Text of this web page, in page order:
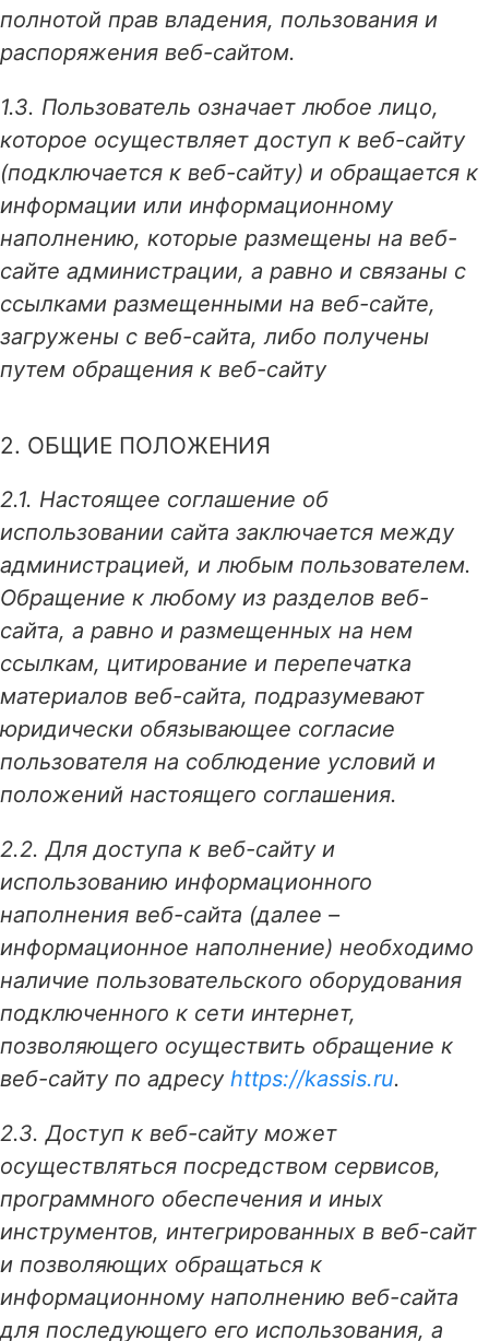
полнотой прав владения, пользования и
распоряжения веб-сайтом.
1.3. Пользователь означает любое лицо,
которое осуществляет доступ к веб-сайту
(подключается к веб-сайту) и обращается к
информации или информационному
наполнению, которые размещены на веб-
сайте администрации, а равно и связаны с
ссылками размещенными на веб-сайте,
загружены с веб-сайта, либо получены
путем обращения к веб-сайту
2. ОБЩИЕ ПОЛОЖЕНИЯ
2.1. Настоящее соглашение об
использовании сайта заключается между
администрацией, и любым пользователем.
Обращение к любому из разделов веб-
сайта, а равно и размещенных на нем
ссылкам, цитирование и перепечатка
материалов веб-сайта, подразумевают
юридически обязывающее согласие
пользователя на соблюдение условий и
положений настоящего соглашения.
2.2. Для доступа к веб-сайту и
использованию информационного
наполнения веб-сайта (далее –
информационное наполнение) необходимо
наличие пользовательского оборудования
подключенного к сети интернет,
позволяющего осуществить обращение к
веб-сайту по адресу https://kassis.ru.
2.3. Доступ к веб-сайту может
осуществляться посредством сервисов,
программного обеспечения и иных
инструментов, интегрированных в веб-сайт
и позволяющих обращаться к
информационному наполнению веб-сайта
для последующего его использования, а